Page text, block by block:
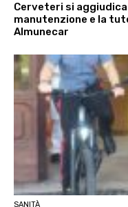
Cerveteri si
manutenzione e la
Almunecar
SANITÀ